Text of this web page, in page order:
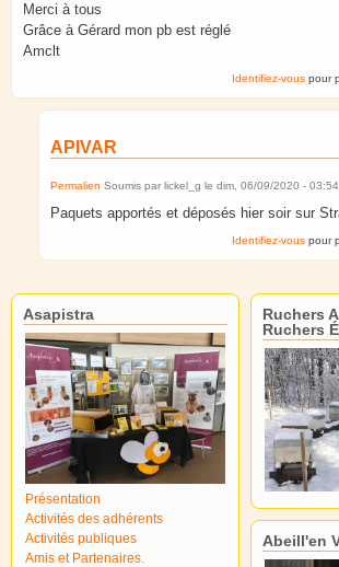
Merci à tous
Grâce à Gérard mon pb est réglé
Amclt
Identifiez-vous pour
APIVAR
Permalien Soumis par lickel_g le dim, 06/09/2020 - 03:54
Paquets apportés et déposés hier soir sur
Identifiez-vous pour
Asapistra
Présentation
Activités des adhérents
Activités publiques
Amis et Partenaires.
Ruchers
Ruchers
Abeill'en